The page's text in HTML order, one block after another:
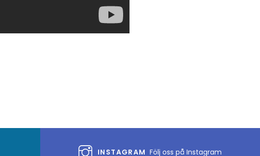
INSTAGRAM Följ oss på Instagram